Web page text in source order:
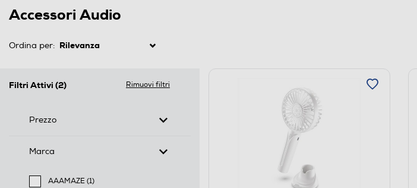
Accessori Audio
Ordina per:
Filtri Attivi (2) Rimuovi filtri
Prezzo
Marca
AAAMAZE (1)